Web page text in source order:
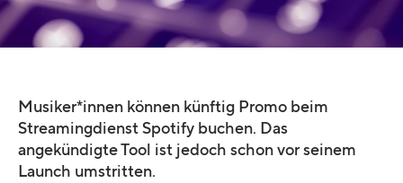
Quelle: Photo by Agê Barros on unsplash.com
Musiker*innen können künftig Promo beim
Streamingdienst Spotify buchen. Das
angekündigte Tool ist jedoch schon vor seinem
Launch umstritten.